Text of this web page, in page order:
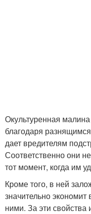
Окультуренная
благодаря
дает вредителям
Соответственно они
тот момент, когда им
Кроме того, в ней
значительно
ними. За эти